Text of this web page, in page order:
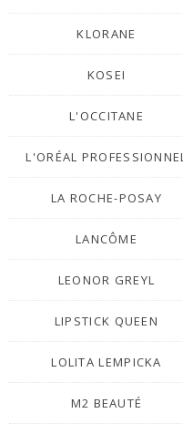
KLORANE
KOSEI
L'OCCITANE
L'ORÉAL PROFESSIONNEL
LA ROCHE-POSAY
LANCÔME
LEONOR GREYL
LIPSTICK QUEEN
LOLITA LEMPICKA
M2 BEAUTÉ